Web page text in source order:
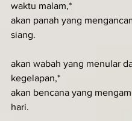
waktu malam,*
akan panah yang
siang.
akan wabah yang menular
kegelapan,*
akan bencana yang
hari.